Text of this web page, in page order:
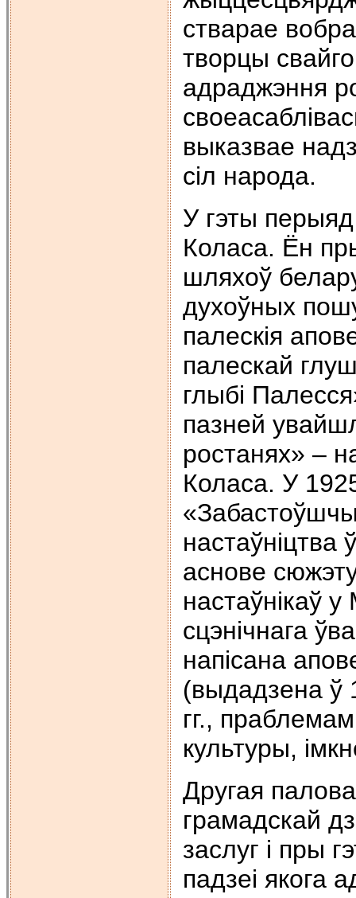
стварае
творцы
адраджэння
выказвае
сіл народа.
У гэты
Коласа. Ён
шляхоў
духоўных
палескія
палескай
глыбі
пазней
ростанях» –
Коласа. У
аснове
настаўнікаў
сцэнічнага
напісана
(выдадзена ў
гг.,
культуры,
Другая
грамадскай
заслуг і пры
падзеі якога